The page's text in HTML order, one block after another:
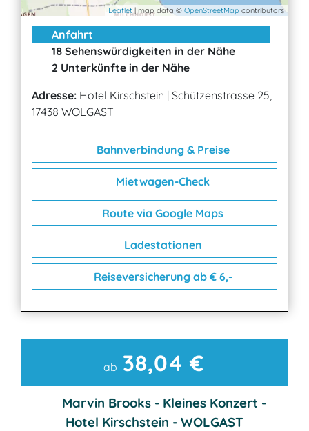
Leaflet | map data © OpenStreetMap contributors
Anfahrt
18 Sehenswürdigkeiten in der Nähe
2 Unterkünfte in der Nähe
Adresse: Hotel Kirschstein | Schützenstrasse 25,
17438 WOLGAST
Bahnverbindung & Preise
Mietwagen-Check
Route via Google Maps
Ladestationen
Reiseversicherung ab € 6,-
Kontaktab 38,04 €
Marvin Brooks - Kleines Konzert -
Hotel Kirschstein - WOLGAST